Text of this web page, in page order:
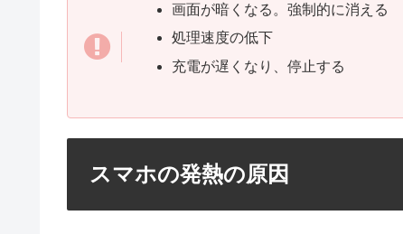
画面が暗くなる。強制的に消える
処理速度の低下
充電が遅くなり、停止する
スマホの発熱の原因